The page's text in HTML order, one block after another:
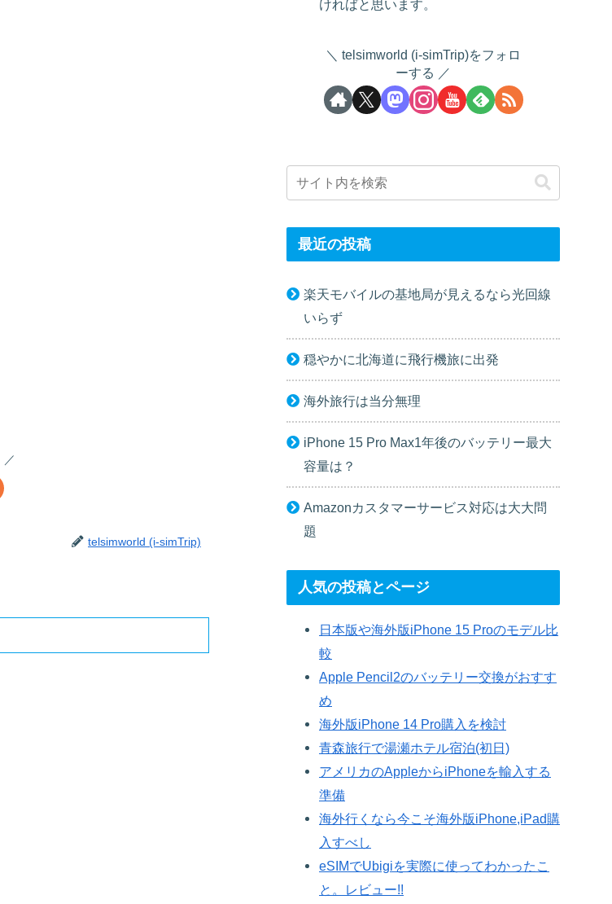
telsimworld (i-simTrip)
ければと思います。
telsimworld (i-simTrip)をフォロ
ーする
最近の投稿
楽天モバイルの基地局が見えるなら光回線
いらず
穏やかに北海道に飛行機旅に出発
海外旅行は当分無理
iPhone 15 Pro Max1年後のバッテリー最大
容量は？
Amazonカスタマーサービス対応は大大問
題
人気の投稿とページ
日本版や海外版iPhone 15 Proのモデル比
較
Apple Pencil2のバッテリー交換がおすす
め
海外版iPhone 14 Pro購入を検討
青森旅行で湯瀬ホテル宿泊(初日)
アメリカのAppleからiPhoneを輸入する
準備
海外行くなら今こそ海外版iPhone,iPad購
入すべし
eSIMでUbigiを実際に使ってわかったこ
と。レビュー!!